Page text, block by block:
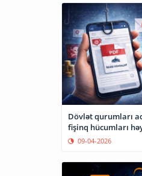
Dövlət qurumları
fişinq hücumları
09-04-2026